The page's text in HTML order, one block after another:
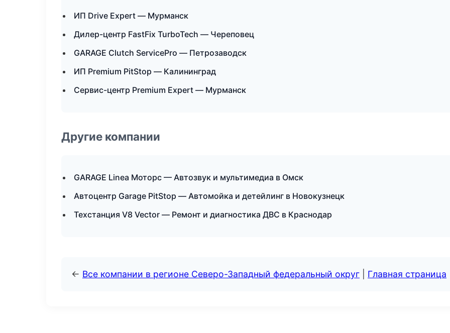
ИП Drive Expert — Мурманск
Дилер-центр FastFix TurboTech — Череповец
GARAGE Clutch ServicePro — Петрозаводск
ИП Premium PitStop — Калининград
Сервис-центр Premium Expert — Мурманск
Другие компании
GARAGE Linea Моторс — Автозвук и мультимедиа в Омск
Автоцентр Garage PitStop — Автомойка и детейлинг в Новокузнецк
Техстанция V8 Vector — Ремонт и диагностика ДВС в Краснодар
← Все компании в регионе Северо-Западный федеральный округ Главная страница